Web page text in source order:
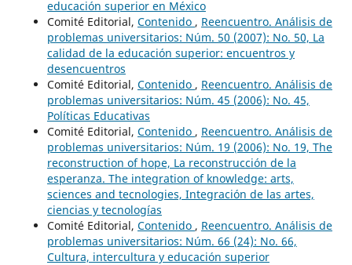
educación superior en México
Comité Editorial, Contenido , Reencuentro. Análisis de
problemas universitarios: Núm. 50 (2007): No. 50, La
calidad de la educación superior: encuentros y
desencuentros
Comité Editorial, Contenido , Reencuentro. Análisis de
problemas universitarios: Núm. 45 (2006): No. 45,
Políticas Educativas
Comité Editorial, Contenido , Reencuentro. Análisis de
problemas universitarios: Núm. 19 (2006): No. 19, The
reconstruction of hope, La reconstrucción de la
esperanza. The integration of knowledge: arts,
sciences and tecnologies, Integración de las artes,
ciencias y tecnologías
Comité Editorial, Contenido , Reencuentro. Análisis de
problemas universitarios: Núm. 66 (24): No. 66,
Cultura, intercultura y educación superior